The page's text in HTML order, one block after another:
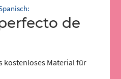
kostenloses Material für